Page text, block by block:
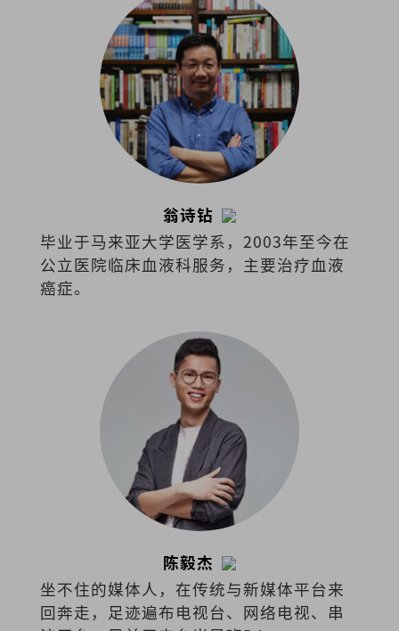
翁诗钻
毕业于马来亚大学医学系，2003年至今在
公立医院临床血液科服务，主要治疗血液
癌症。
陈毅杰
坐不住的媒体人，在传统与新媒体平台来
回奔走，足迹遍布电视台、网络电视、串